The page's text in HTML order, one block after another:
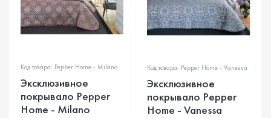
Код товара: Pepper Home - Milano
Эксклюзивное
покрывало Pepper
Home - Milano
Код товара: Pepper Home - Vanessa
Эксклюзивное
покрывало Pepper
Home - Vanessa